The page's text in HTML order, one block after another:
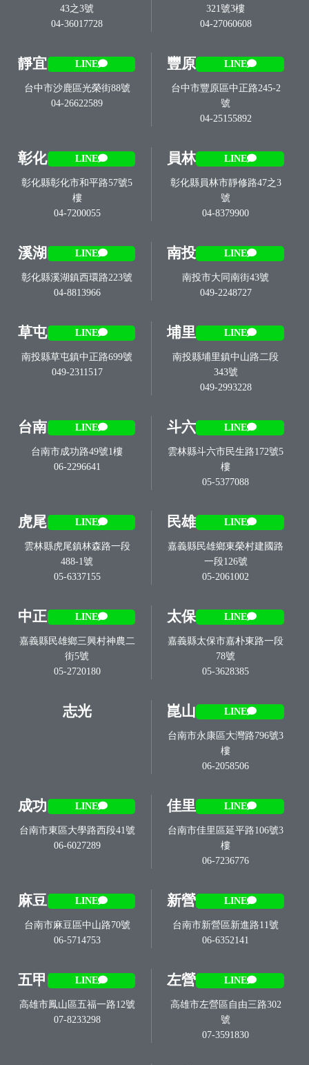
43之3號
04-36017728
321號3樓
04-27060608
靜宜 LINE
台中市沙鹿區光榮街88號
04-26622589
豐原 LINE
台中市豐原區中正路245-2
號
04-25155892
彰化 LINE
彰化縣彰化市和平路57號5
樓
04-7200055
員林 LINE
彰化縣員林市靜修路47之3
號
04-8379900
溪湖 LINE
彰化縣溪湖鎮西環路223號
04-8813966
南投 LINE
南投市大同南街43號
049-2248727
草屯 LINE
南投縣草屯鎮中正路699號
049-2311517
埔里 LINE
南投縣埔里鎮中山路二段
343號
049-2993228
台南 LINE
台南市成功路49號1樓
06-2296641
斗六 LINE
雲林縣斗六市民生路172號5
樓
05-5377088
虎尾 LINE
雲林縣虎尾鎮林森路一段
488-1號
05-6337155
民雄 LINE
嘉義縣民雄鄉東榮村建國路
一段126號
05-2061002
中正 LINE
嘉義縣民雄鄉三興村神農二
街5號
05-2720180
太保 LINE
嘉義縣太保市嘉朴東路一段
78號
05-3628385
志光 崑山 LINE
台南市永康區大灣路796號3
樓
06-2058506
成功 LINE
台南市東區大學路西段41號
06-6027289
佳里 LINE
台南市佳里區延平路106號3
樓
06-7236776
麻豆 LINE
台南市麻豆區中山路70號
06-5714753
新營 LINE
台南市新營區新進路11號
06-6352141
五甲 LINE
高雄市鳳山區五福一路12號
07-8233298
左營 LINE
高雄市左營區自由三路302
號
07-3591830